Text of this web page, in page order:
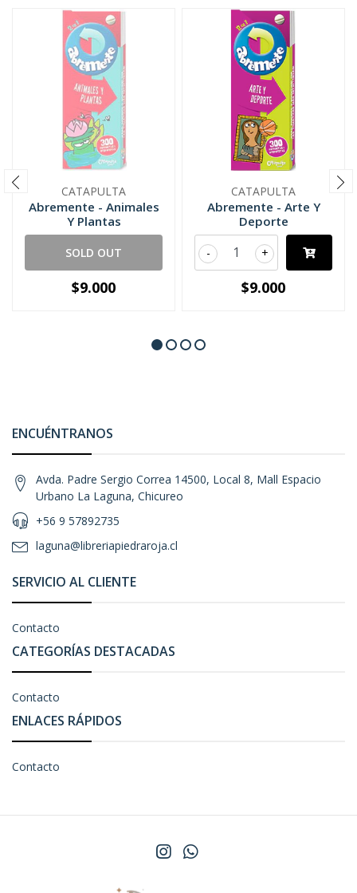
CATAPULTA
Abremente - Animales
Y Plantas
SOLD OUT
$9.000
CATAPULTA
Abremente - Arte Y
Deporte
+
-
$9.000
ENCUÉNTRANOS
Avda. Padre Sergio Correa 14500, Local 8, Mall Espacio
Urbano La Laguna, Chicureo
+56 9 57892735
laguna@libreriapiedraroja.cl
SERVICIO AL CLIENTE
Contacto
CATEGORÍAS DESTACADAS
Contacto
ENLACES RÁPIDOS
Contacto